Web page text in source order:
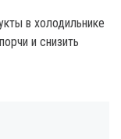
в холодильнике
и снизить